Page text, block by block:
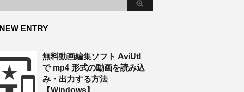
NEW ENTRY
無料動画編集ソフト AviUtl
で mp4 形式の動画を読み込
み・出力する方法
【Windows】